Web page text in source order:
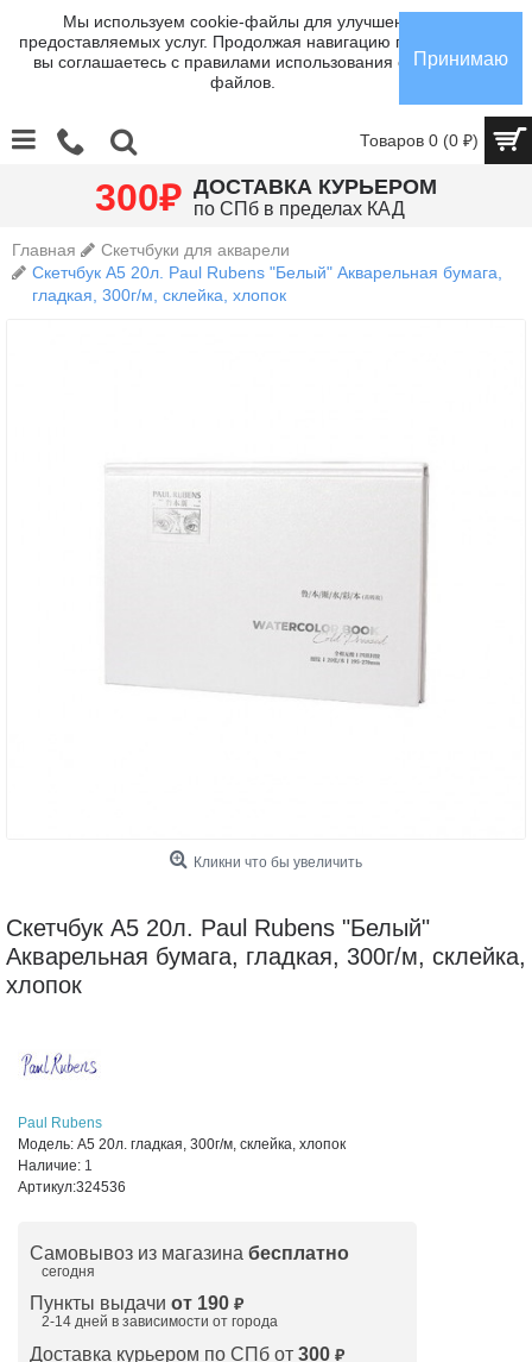
Мы используем cookie-файлы для улучшения
предоставляемых услуг. Продолжая навигацию по сайту,
вы соглашаетесь с правилами использования cookie-
файлов.
Принимаю
Товаров 0 (0 ₽)
300₽ ДОСТАВКА КУРЬЕРОМ
по СПб в пределах КАД
Главная
Скетчбуки для акварели
Скетчбук А5 20л. Paul Rubens "Белый" Акварельная бумага,
гладкая, 300г/м, склейка, хлопок
Кликни что бы увеличить
Скетчбук А5 20л. Paul Rubens "Белый"
Акварельная бумага, гладкая, 300г/м, склейка,
хлопок
Paul Rubens
Модель: А5 20л. гладкая, 300г/м, склейка, хлопок
Наличие: 1
Артикул:324536
Самовывоз из магазина бесплатно
сегодня
Пункты выдачи от 190 ₽
2-14 дней в зависимости от города
Доставка курьером по СПб от 300 ₽